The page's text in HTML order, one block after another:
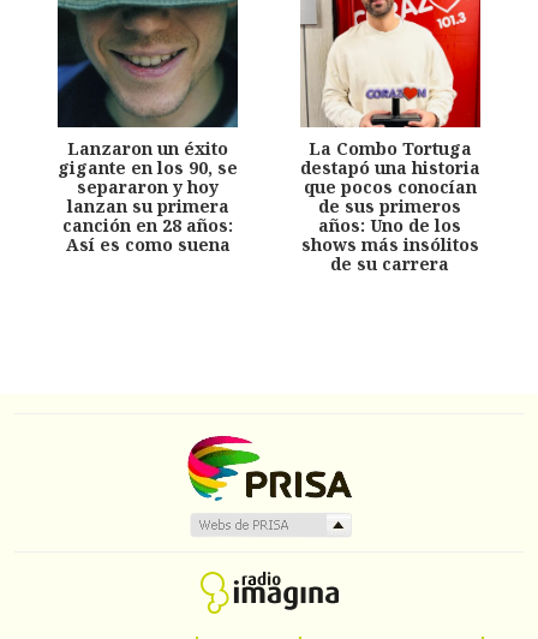
Lanzaron un éxito
gigante en los 90, se
separaron y hoy
lanzan su primera
canción en 28 años:
Así es como suena
La Combo Tortuga
destapó una historia
que pocos conocían
de sus primeros
años: Uno de los
shows más insólitos
de su carrera